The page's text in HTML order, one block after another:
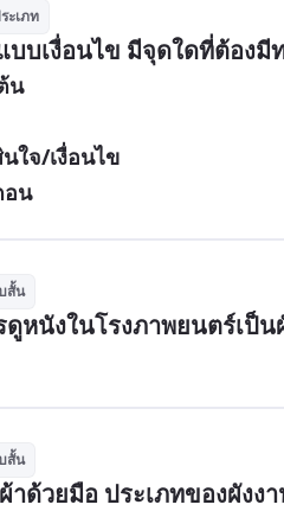
ะเภท
บบเงื่อนไข มีจุดใดที่ต้องมี
น
ใจ/เงื่อนไข
น
สั้น
ดูหนังในโรงภาพยนตร์เป็น
สั้น
าด้วยมือ ประเภทของผังง